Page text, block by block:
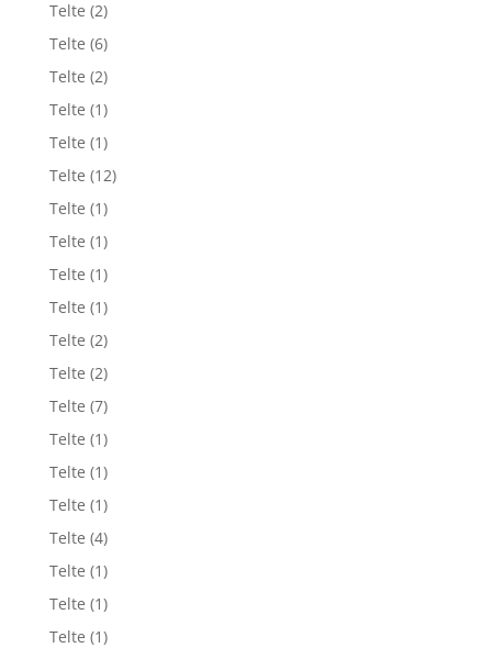
Telte (2)
Telte (6)
Telte (2)
Telte (1)
Telte (1)
Telte (12)
Telte (1)
Telte (1)
Telte (1)
Telte (1)
Telte (2)
Telte (2)
Telte (7)
Telte (1)
Telte (1)
Telte (1)
Telte (4)
Telte (1)
Telte (1)
Telte (1)